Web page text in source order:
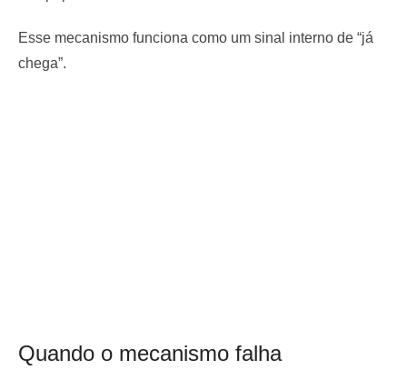
Esse mecanismo funciona como um sinal interno de “já
chega”.
Quando o mecanismo falha